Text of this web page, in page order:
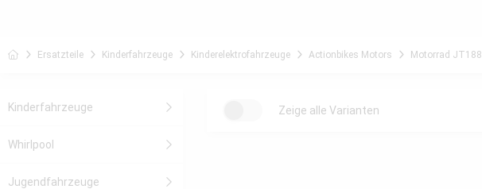
Ersatzteile Kinderfahrzeuge Kinderelektrofahrzeuge Actionbikes Motors Motorrad JT188
Kinderfahrzeuge
Whirlpool
Jugendfahrzeuge
Zeige alle Varianten